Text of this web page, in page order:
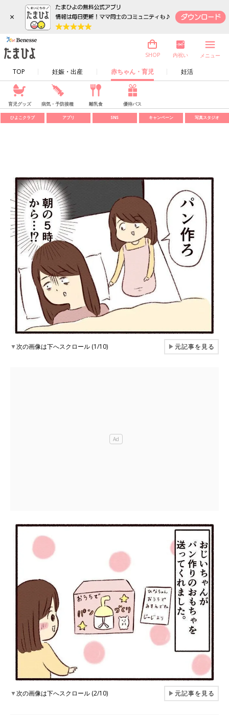
×
TOP 妊娠・出産 赤ちゃん・育児 妊活
SHOP 内祝い メニュー
育児グッズ 病気・予防接種 離乳食 優待パス
ひよこクラブ アプリ SNS キャンペーン 写真スタジオ
▼次の画像は下へスクロール (1/10) ▶元記事を見る
▼次の画像は下へスクロール (2/10) ▶元記事を見る